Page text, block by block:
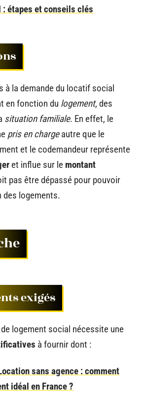
étapes et conseils clés
à la demande du locatif social
en fonction du logement, des
situation familiale. En effet, le
pris en chargeautre que le
et le codemandeur représente
et influe sur le montant
pas être dépassé pour pouvoir
des logements.
exigés
logement social nécessite une
à fournir dont :
sans agence : comment
idéal en France ?